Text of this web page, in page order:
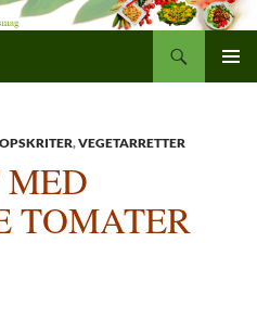
,VEGETARRETTER
MED
TOMATER